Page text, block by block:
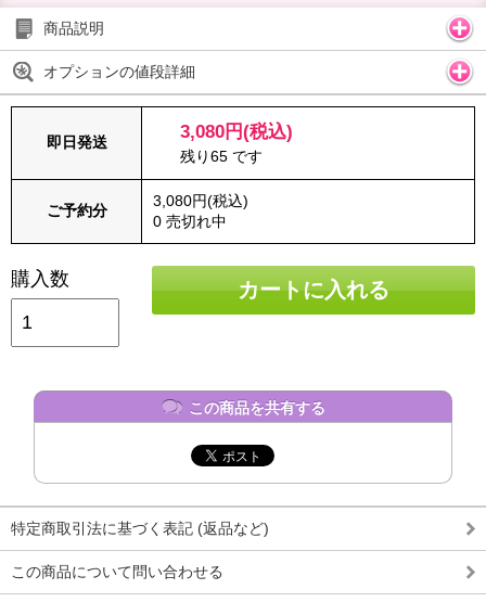
商品説明
オプションの値段詳細
即日発送 3,080円(税込)
残り65 です
ご予約分
3,080円(税込)
0 売切れ中
購入数 カートに入れる
この商品を共有する
特定商取引法に基づく表記 (返品など)
この商品について問い合わせる